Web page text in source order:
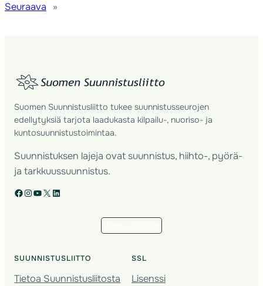
Seuraava
»
Suomen Suunnistusliitto tukee suunnistusseurojen
edellytyksiä tarjota laadukasta kilpailu-, nuoriso- ja
kuntosuunnistustoimintaa.
Suunnistuksen lajeja ovat suunnistus, hiihto-, pyörä-
ja tarkkuussuunnistus.
Facebook Instagram YouTube X LinkedIn
SUUNNISTUSLIITTO
Tietoa Suunnistusliitosta
SSL
Lisenssi